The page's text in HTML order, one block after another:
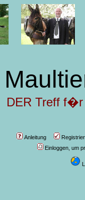
DER Treff f�r
Anleitung
Einloggen, um